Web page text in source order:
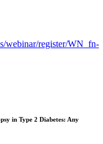
webinar/register/WN_fn-
in Type 2 Diabetes: Any